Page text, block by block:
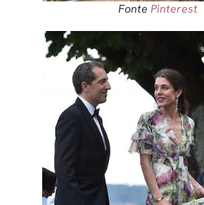
Fonte Pinterest